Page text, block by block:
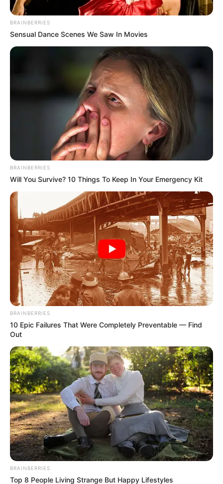
Pastor se
aprovecha de
j0venes virg… ver
más
25 May, 2026 byadmin
Pastor se
aprovecha de
j0venes virg… ver
BRAINBERRIES
Sensual Dance Scenes We Saw In Movies
BRAINBERRIES
Will You Survive? 10 Things To Keep In Your Emergency Kit
BRAINBERRIES
10 Epic Failures That Were Completely Preventable — Find
Out
BRAINBERRIES
Top 8 People Living Strange But Happy Lifestyles